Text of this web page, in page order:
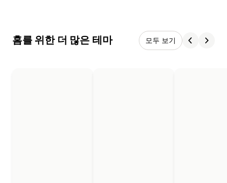
홈를 위한 더 많은 테마 모두 보기